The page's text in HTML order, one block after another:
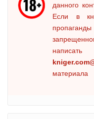
данного
Если в
материала